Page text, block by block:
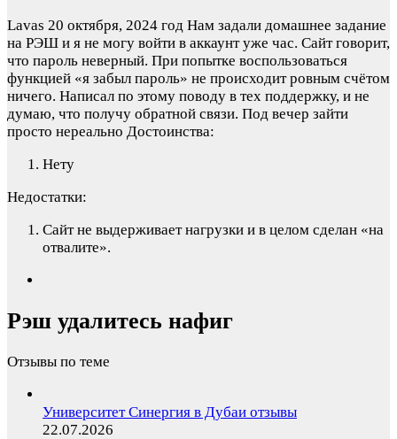
Lavas 20 октября, 2024 год Нам задали домашнее задание
на РЭШ и я не могу войти в аккаунт уже час. Сайт говорит,
что пароль неверный. При попытке воспользоваться
функцией «я забыл пароль» не происходит ровным счётом
ничего. Написал по этому поводу в тех поддержку, и не
думаю, что получу обратной связи. Под вечер зайти
просто нереально Достоинства:
Нету
Недостатки:
Сайт не выдерживает нагрузки и в целом сделан «на
отвалите».
Рэш удалитесь нафиг
Отзывы по теме
Университет Синергия в Дубаи отзывы
22.07.2026